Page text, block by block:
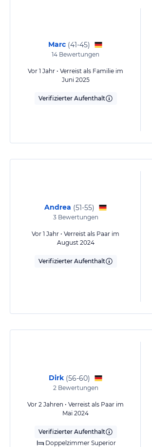
Marc (41-45)
14 Bewertungen
Vor 1 Jahr • Verreist als Familie im
Juni 2025
Verifizierter Aufenthalt
Andrea (51-55)
3Bewertungen
Vor 1 Jahr • Verreist als Paar im
August 2024
Verifizierter Aufenthalt
Dirk (56-60)
2Bewertungen
Vor 2 Jahren • Verreist als Paar im
Mai 2024
Verifizierter Aufenthalt
Doppelzimmer Superior